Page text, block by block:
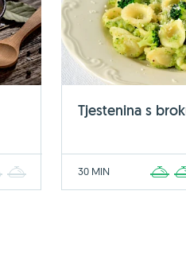
4
Tjestenina s
30 MIN